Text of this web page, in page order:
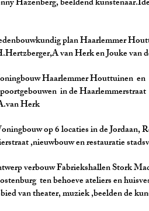
beeldend
plan Haarlemmer
van Herk en Jouke van
Haarlemmer Houttuinen en
in de Haarlemmerstraat
op 6 locaties in de Jordaan,
en restauratie
Fabriekshallen Stork
ateliers en
muziek ,beelden de